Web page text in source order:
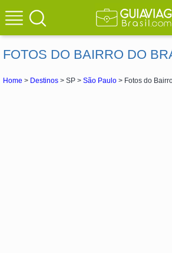
FOTOS DO BAIRRO DO
Home > Destinos > SP > São Paulo > Fotos do